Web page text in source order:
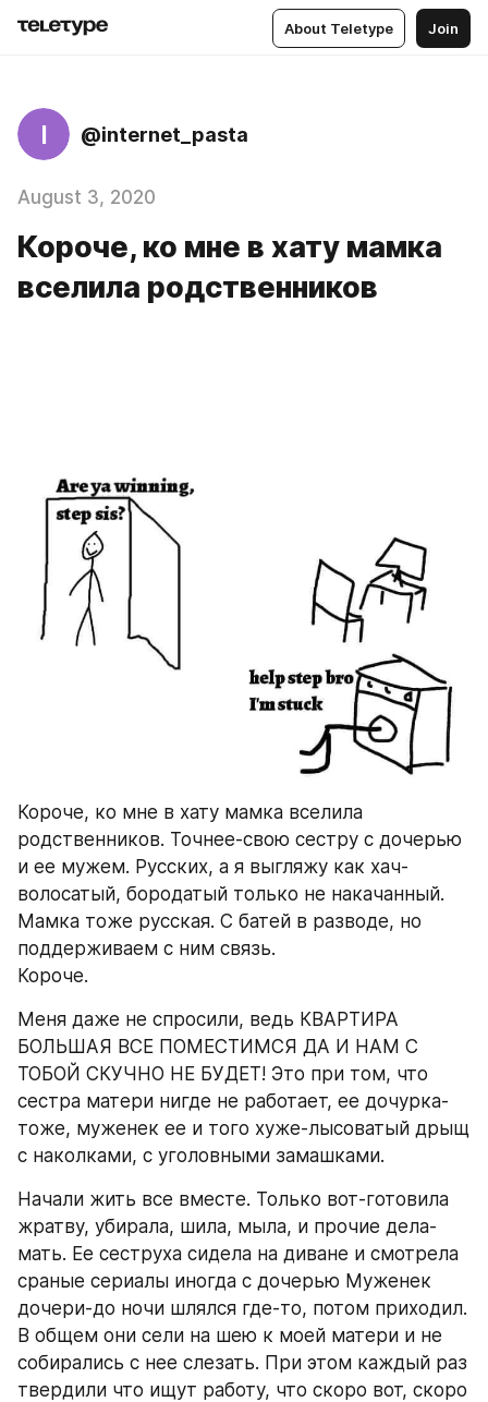
About Teletype Join
I @internet_pasta
August 3, 2020
Короче, ко мне в хату мамка
вселила родственников
Короче, ко мне в хату мамка вселила
родственников. Точнее-свою сестру с дочерью
и ее мужем. Русских, а я выгляжу как хач-
волосатый, бородатый только не накачанный.
Мамка тоже русская. С батей в разводе, но
поддерживаем с ним связь.
Короче.
Меня даже не спросили, ведь КВАРТИРА
БОЛЬШАЯ ВСЕ ПОМЕСТИМСЯ ДА И НАМ С
ТОБОЙ СКУЧНО НЕ БУДЕТ! Это при том, что
сестра матери нигде не работает, ее дочурка-
тоже, муженек ее и того хуже-лысоватый дрыщ
с наколками, с уголовными замашками.
Начали жить все вместе. Только вот-готовила
жратву, убирала, шила, мыла, и прочие дела-
мать. Ее сеструха сидела на диване и смотрела
сраные сериалы иногда с дочерью Муженек
дочери-до ночи шлялся где-то, потом приходил.
В общем они сели на шею к моей матери и не
собирались с нее слезать. При этом каждый раз
твердили что ищут работу, что скоро вот, скоро